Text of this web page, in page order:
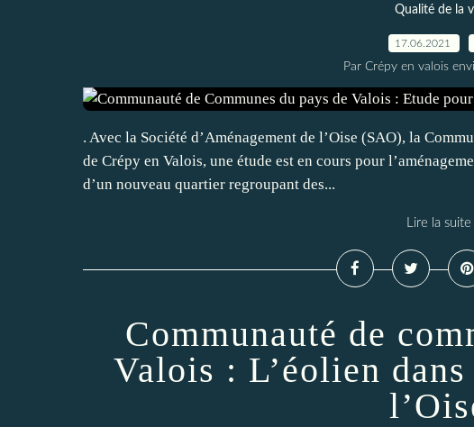
Qualité de la
17.06.2021
Par Crépy en valois
. Avec la Société d’Aménagement de l’Oise (SAO), la
de Crépy en Valois, une étude est en cours pour
d’un nouveau quartier regroupant des...
Lire la suite
Communauté de
Valois : L’éolien